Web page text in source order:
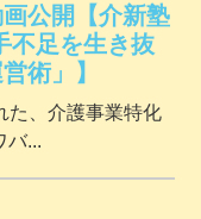
公開【介新塾
不足を生き抜
術」】
た、介護事業特化
バ...